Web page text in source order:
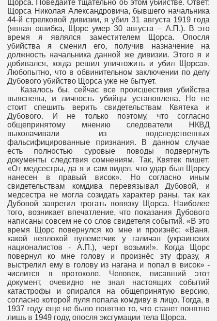
Щорса. Поведайте тщательно об этом убийстве. Ответ:
Щорса Николая Александровича, бывшего начальника
44-й стрелковой дивизии, я убил 31 августа 1919 года
(явная ошибка, Щорс умер 30 августа – А.П.). В это
время я являлся заместителем Щорса. Опосля
убийства я сменил его, получив назначение на
должность начальника данной же дивизии. Этого я и
добивался, когда решил уничтожить и убил Щорса».
Любопытно, что в обвинительном заключении по делу
Дубового убийство Щорса уже не бытует.
Казалось бы, сейчас все происшествия убийства
выяснены, и личность убийцы установлена. Но не
стоит спешить верить свидетельствам Квятека и
Дубового. И не только поэтому, что согласно
общепринятому мнению следователи НКВД
выколачивали из подследственных
фальсифицированные признания. В данном случае
есть полностью суровые поводы подвергнуть
документы следствия сомнениям. Так, Квятек пишет:
«От медсестры, да я и сам видел, что удар был Щорсу
нанесен в правый висок». Но согласно иным
свидетельствам комдива перевязывал Дубовой, и
медсестра не могла созидать характер раны, так как
Дубовой запретил трогать повязку Щорса. Наиболее
того, возникает впечатление, что показания Дубового
написаны совсем не со слов свидетеля событий. «В это
время Щорс повернулся ко мне и произнёс: «Ваня,
какой неплохой пулеметчик у галичан (украинских
националистов - А.П.), черт возьми!». Когда Щорс
повернул ко мне голову и произнёс эту фразу, я
выстрелил ему в голову из нагана и попал в висок» -
числится в протоколе. Человек, писавший этот
документ, очевидно не знал настоящих событий
катастрофы и опирался на общепринятую версию,
согласно которой пуля попала комдиву в лицо. Тогда, в
1937 году еще не было понятно то, что станет понятно
лишь в 1949 году, опосля эксгумации тела Щорса.